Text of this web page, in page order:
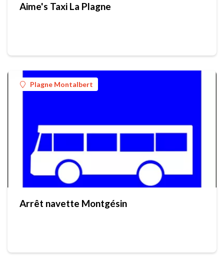
Aime's Taxi La Plagne
Plagne Montalbert
Arrêt navette Montgésin